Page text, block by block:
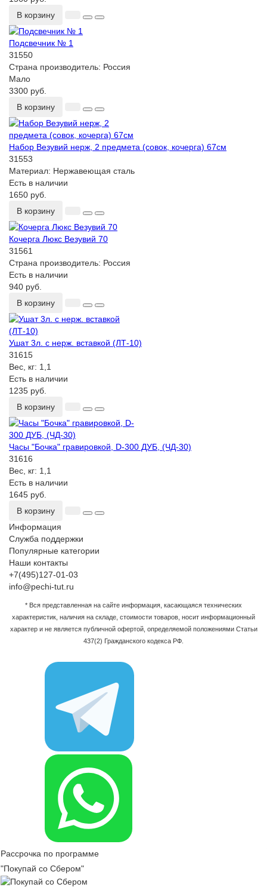
В корзину
Подсвечник № 1
31550
Страна производитель: Россия
Мало
3300 руб.
В корзину
Набор Везувий нерж, 2 предмета (совок, кочерга) 67см
31553
Материал: Нержавеющая сталь
Есть в наличии
1650 руб.
В корзину
Кочерга Люкс Везувий 70
31561
Страна производитель: Россия
Есть в наличии
940 руб.
В корзину
Ушат 3л. с нерж. вставкой (ЛТ-10)
31615
Вес, кг: 1,1
Есть в наличии
1235 руб.
В корзину
Часы "Бочка" гравировкой, D-300 ДУБ, (ЧД-30)
31616
Вес, кг: 1,1
Есть в наличии
1645 руб.
В корзину
Информация
Служба поддержки
Популярные категории
Наши контакты
+7(495)127-01-03
info@pechi-tut.ru
* Вся представленная на сайте информация, касающаяся технических
характеристик, наличия на складе, стоимости товаров, носит информационный
характер и не является публичной офертой, определяемой положениями Статьи
437(2) Гражданского кодекса РФ.
Рассрочка по программе
"Покупай со Сбером"